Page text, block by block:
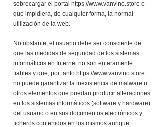
sobrecargar el portal https://www.vanvino.store o
que impidiera, de cualquier forma, la normal
utilización de la web.
No obstante, el usuario debe ser consciente de
que las medidas de seguridad de los sistemas
informáticos en Internet no son enteramente
fiables y que, por tanto https://www.vanvino.store
no puede garantizar la inexistencia de malware u
otros elementos que puedan producir alteraciones
en los sistemas informáticos (software y hardware)
del usuario o en sus documentos electrónicos y
ficheros contenidos en los mismos aunque